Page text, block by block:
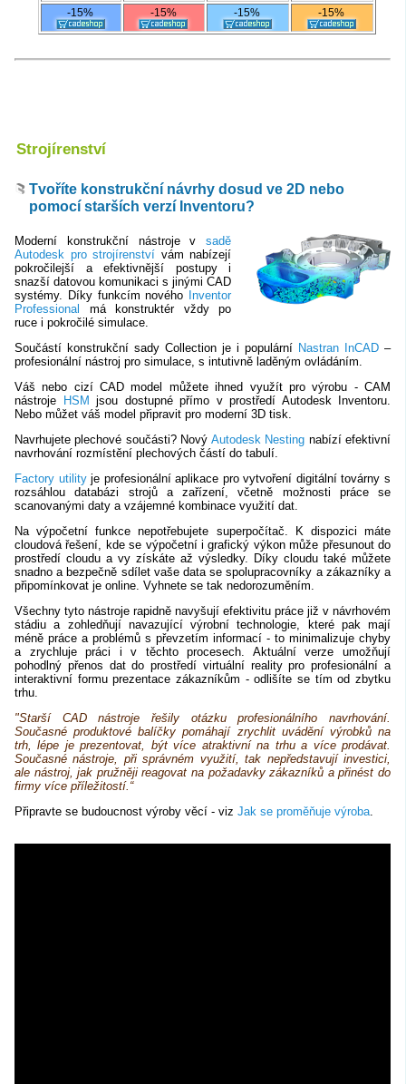
-15% -15% -15% -15%
Strojírenství
Tvoříte konstrukční návrhy dosud ve 2D nebo
pomocí starších verzí Inventoru?
Moderní konstrukční nástroje v sadě
Autodesk pro strojírenství vám nabízejí
pokročilejší a efektivnější postupy i
snazší datovou komunikaci s jinými CAD
systémy. Díky funkcím nového
Inventor
Professional
má konstruktér vždy po
ruce i pokročilé simulace.
Součástí konstrukční sady Collection je i populární Nastran InCAD –
profesionální nástroj pro simulace, s intutivně laděným ovládáním.
Váš nebo cizí CAD model můžete ihned využít pro výrobu - CAM
nástroje
HSM jsou dostupné přímo v prostředí Autodesk Inventoru.
Nebo můžet váš model připravit pro moderní 3D tisk.
Navrhujete plechové součásti? Nový Autodesk Nesting nabízí efektivní
navrhování rozmístění plechových částí do tabulí.
Factory utilityje profesionální aplikace pro vytvoření digitální továrny s
rozsáhlou databázi strojů a zařízení, včetně možnosti práce se
scanovanými daty a vzájemné kombinace využití dat.
Na výpočetní funkce nepotřebujete superpočítač. K dispozici máte
cloudová řešení, kde se výpočetní i grafický výkon může přesunout do
prostředí cloudu a vy získáte až výsledky. Díky cloudu také můžete
snadno a bezpečně sdílet vaše data se spolupracovníky a zákazníky a
připomínkovat je online. Vyhnete se tak nedorozuměním.
Všechny tyto nástroje rapidně navyšují efektivitu práce již v návrhovém
stádiu a zohledňují navazující výrobní technologie, které pak mají
méně práce a problémů s převzetím informací - to minimalizuje chyby
a zrychluje práci i v těchto procesech. Aktuální verze umožňují
pohodlný přenos dat do prostředí virtuální reality pro profesionální a
interaktivní formu prezentace zákazníkům - odlišíte se tím od zbytku
trhu.
"Starší CAD nástroje řešily otázku profesionálního navrhování.
Současné produktové balíčky pomáhají zrychlit uvádění výrobků na
trh, lépe je prezentovat, být více atraktivní na trhu a více prodávat.
Současné nástroje, při správném využití, tak nepředstavují investici,
ale nástroj, jak pružněji reagovat na požadavky zákazníků a přinést do
firmy více příležitostí.“
Připravte se budoucnost výroby věcí - viz Jak se proměňuje výroba